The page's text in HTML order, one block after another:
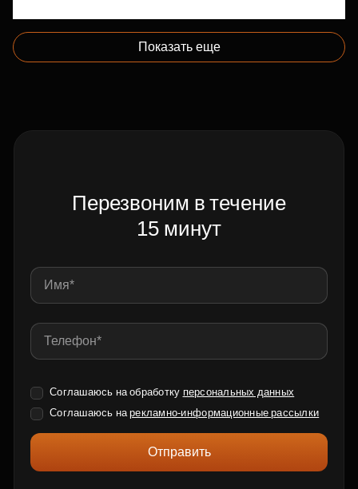
Показать еще
Перезвоним в течение
15 минут
Соглашаюсь на обработку персональных данных
Соглашаюсь нарекламно-информационные рассылки
Отправить